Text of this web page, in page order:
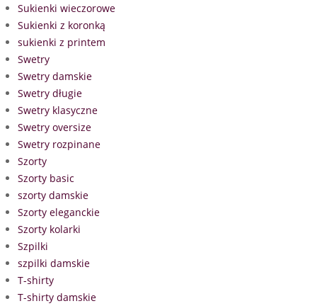
Sukienki wieczorowe
Sukienki z koronką
sukienki z printem
Swetry
Swetry damskie
Swetry długie
Swetry klasyczne
Swetry oversize
Swetry rozpinane
Szorty
Szorty basic
szorty damskie
Szorty eleganckie
Szorty kolarki
Szpilki
szpilki damskie
T-shirty
T-shirty damskie